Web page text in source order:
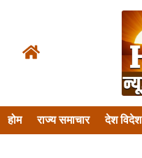
होम राज्य समाचार देश विदेश